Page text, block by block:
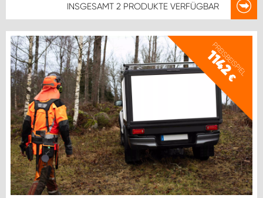
INSGESAMT 2 PRODUKTE VERFÜGBAR
PREISBEISPIEL
1142
€